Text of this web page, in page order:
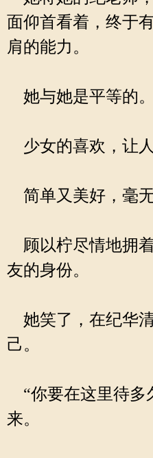
面仰首看着，终于
肩的能力。
她与她是平等的。
少女的喜欢，让人
简单又美好，毫无
顾以柠尽情地拥
友的身份。
她笑了，在纪华
己。
“你要在这里待多
来。